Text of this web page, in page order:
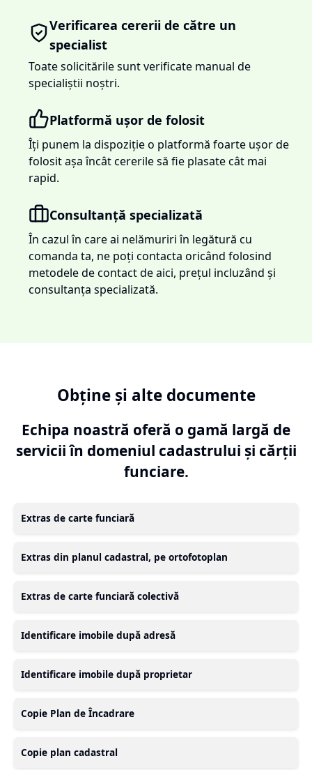
Verificarea cererii de către un
specialist
Toate solicitările sunt verificate manual de
specialiștii noștri.
Platformă ușor de folosit
Îți punem la dispoziție o platformă foarte ușor de
folosit așa încât cererile să fie plasate cât mai
rapid.
Consultanță specializată
În cazul în care ai nelămuriri în legătură cu
comanda ta, ne poți contacta oricând folosind
metodele de contact de aici, prețul incluzând și
consultanța specializată.
Obține și alte documente
Echipa noastră oferă o gamă largă de
servicii în domeniul cadastrului și cărții
funciare.
Extras de carte funciară
Extras din planul cadastral, pe ortofotoplan
Extras de carte funciară colectivă
Identificare imobile după adresă
Identificare imobile după proprietar
Copie Plan de Încadrare
Copie plan cadastral